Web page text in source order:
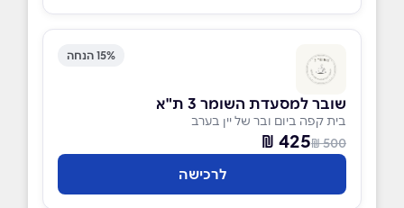
15% הנחה
שובר למסעדת השומר 3 ת"א
בית קפה ביום ובר של יין בערב
500 ₪
425 ₪
לרכישה